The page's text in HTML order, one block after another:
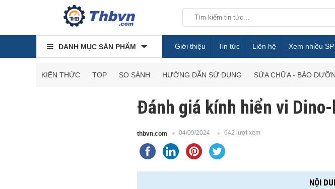
DANH MỤC SẢN PHẨM Giới thiệu Tin tức Liên hệ Xem nhiều
KIẾN THỨC TOP SO SÁNH HƯỚNG DẪN SỬ DỤNG SỬA CHỮA - BẢO
Đánh giá kính hiển vi
thbvn.com 04/09/2024 642 lượt xem
NỘI